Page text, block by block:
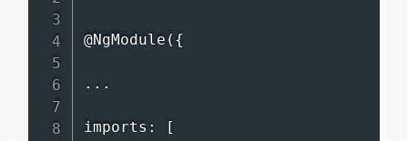
@NgModule({
...
imports: [